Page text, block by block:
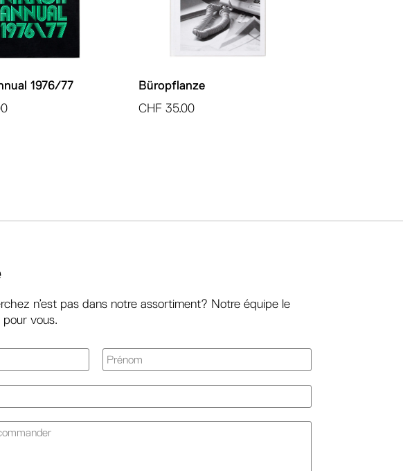
1976/77
Büropflanze
CHF 35.00
n’est pas dans notre assortiment? Notre équipe le
vous.